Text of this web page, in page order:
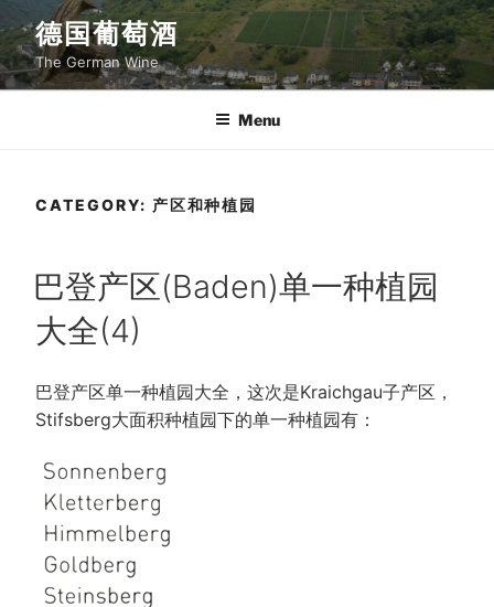
to
content
德国葡萄酒
The German Wine
Menu
CATEGORY: 产区和种植园
POSTED
ON
巴登产区(Baden)单一种植园
大全(4)
巴登产区单一种植园大全，这次是Kraichgau子产区，
Stifsberg大面积种植园下的单一种植园有：